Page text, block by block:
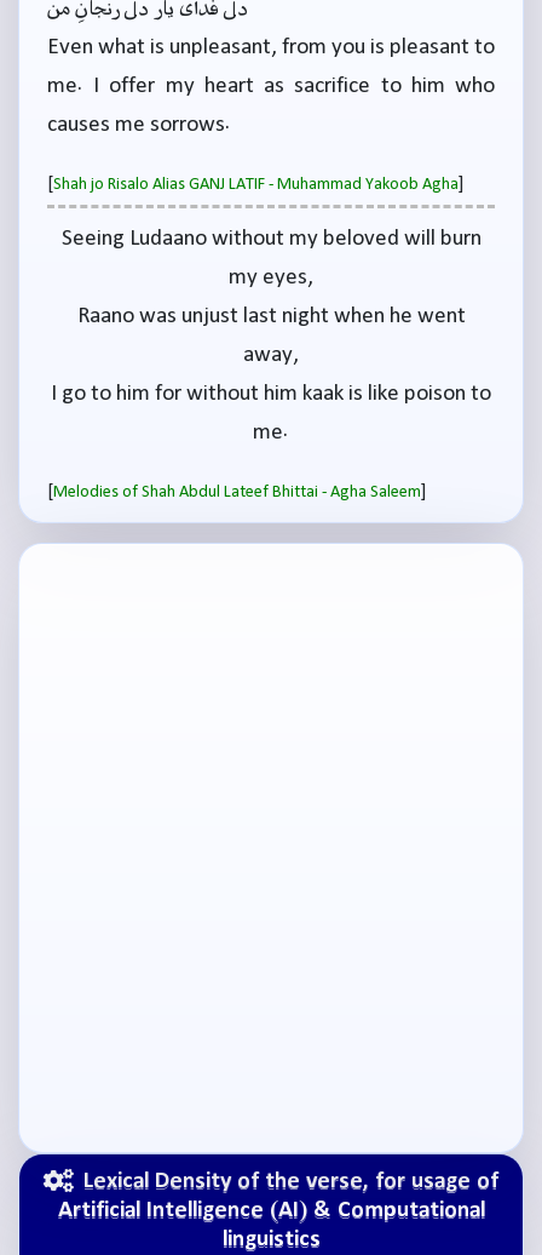
Lexical Density of the verse, for usage of
Artificial Intelligence (AI) & Computational
linguistics
دل فدای یار دل رنجانِ من
Even what is unpleasant, from you is pleasant to
me. I offer my heart as sacrifice to him who
causes me sorrows.
[Shah jo Risalo Alias GANJ LATIF - Muhammad Yakoob Agha
Seeing Ludaano without my beloved will burn
my eyes,
Raano was unjust last night when he went
away,
I go to him for without him kaak is like poison to
me.
[Melodies of Shah Abdul Lateef Bhittai - Agha Saleem